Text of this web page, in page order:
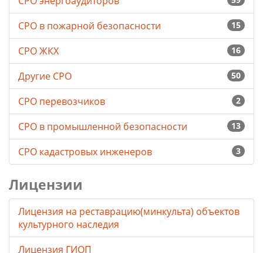
15
СРО в пожарной безопасности
16
СРО ЖКХ
50
Другие СРО
2
СРО перевозчиков
13
СРО в промышленной безопасности
3
СРО кадастровых инженеров
Лицензии
Лицензия на реставрацию(минкульта) объектов
культурного наследия
Лицензия ГИОП